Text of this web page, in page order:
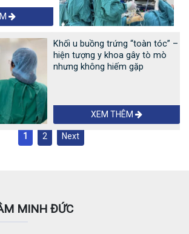
Khối u buồng trứng “toàn tóc” –
hiện tượng y khoa gây tò mò
nhưng không hiếm gặp
XEM THÊM
1 2 Next
MINH ĐỨC